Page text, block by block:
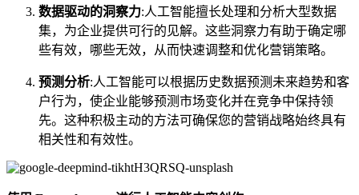
数据驱动的洞察力:人工智能擅长处理和分析大型数据
集，为企业提供可行的见解。这些洞察力有助于确定哪
些有效，哪些无效，从而快速调整和优化营销策略。
预测分析:人工智能可以根据历史数据预测未来趋势和客
户行为，使企业能够预测市场变化并在竞争中保持领
先。这种积极主动的方法可确保您的营销战略始终具有
相关性和有效性。